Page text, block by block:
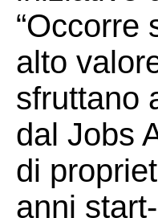
“Occorre
alto
sfruttano
dal Jobs
di
anni